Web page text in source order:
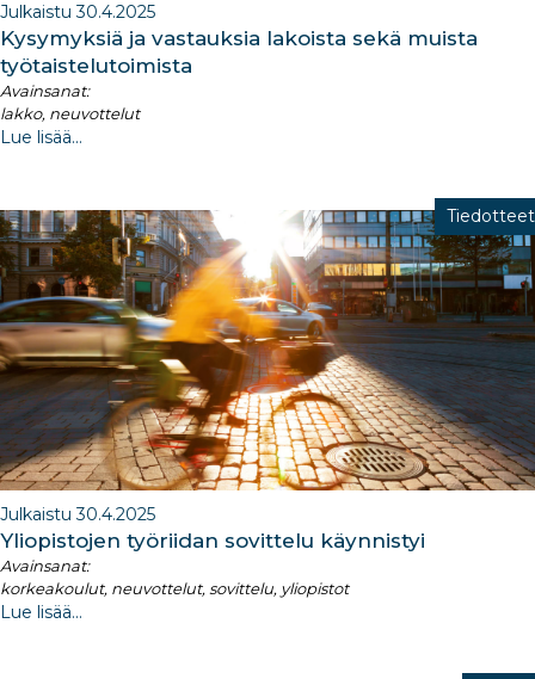
Julkaistu 30.4.2025
Kysymyksiä ja vastauksia lakoista sekä muista
työtaistelutoimista
Avainsanat:
lakko, neuvottelut
Lue lisää...
Tiedotteet
Julkaistu 30.4.2025
Yliopistojen työriidan sovittelu käynnistyi
Avainsanat:
korkeakoulut, neuvottelut, sovittelu, yliopistot
Lue lisää...